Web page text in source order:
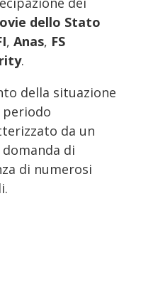
dello Stato
, Anas, FS
.
della situazione
periodo
da un
di
di numerosi